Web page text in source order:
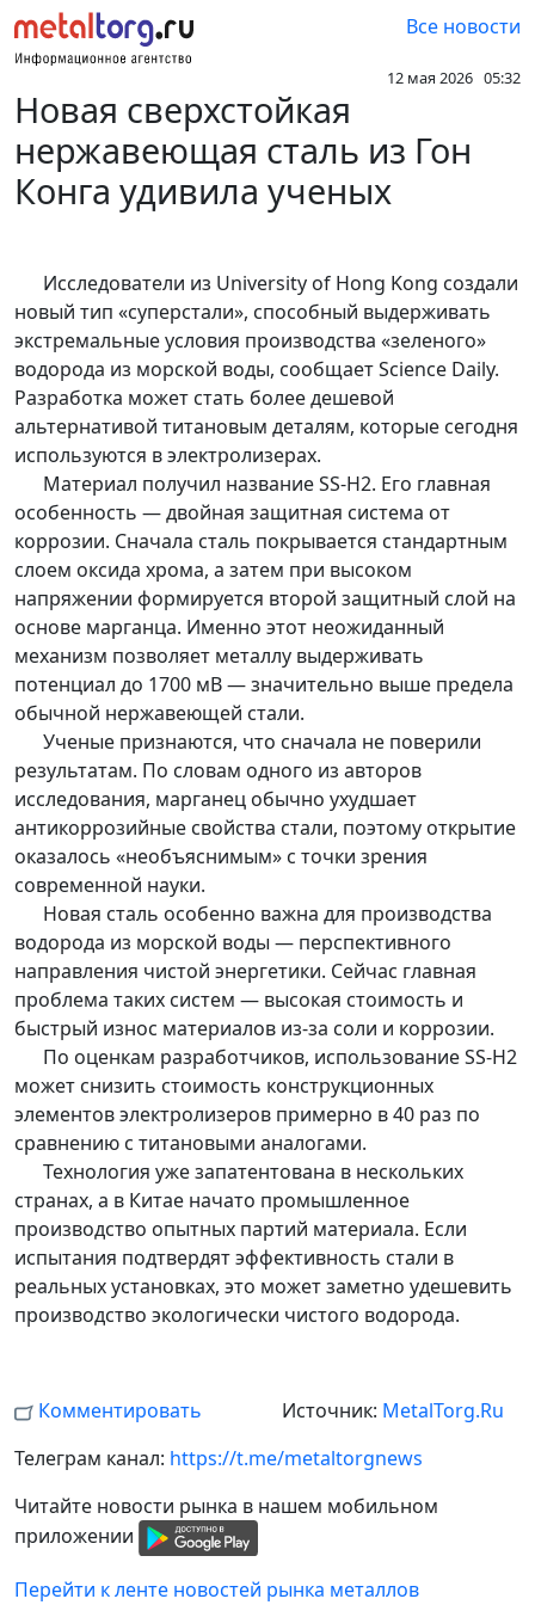
Все новости
12 мая 2026 05:32
Новая сверхстойкая
нержавеющая сталь из Гон
Конга удивила ученых
Исследователи из University of Hong Kong создали
новый тип «суперстали», способный выдерживать
экстремальные условия производства «зеленого»
водорода из морской воды, сообщает Science Daily.
Разработка может стать более дешевой
альтернативой титановым деталям, которые сегодня
используются в электролизерах.
Материал получил название SS-H2. Его главная
особенность — двойная защитная система от
коррозии. Сначала сталь покрывается стандартным
слоем оксида хрома, а затем при высоком
напряжении формируется второй защитный слой на
основе марганца. Именно этот неожиданный
механизм позволяет металлу выдерживать
потенциал до 1700 мВ — значительно выше предела
обычной нержавеющей стали.
Ученые признаются, что сначала не поверили
результатам. По словам одного из авторов
исследования, марганец обычно ухудшает
антикоррозийные свойства стали, поэтому открытие
оказалось «необъяснимым» с точки зрения
современной науки.
Новая сталь особенно важна для производства
водорода из морской воды — перспективного
направления чистой энергетики. Сейчас главная
проблема таких систем — высокая стоимость и
быстрый износ материалов из-за соли и коррозии.
По оценкам разработчиков, использование SS-H2
может снизить стоимость конструкционных
элементов электролизеров примерно в 40 раз по
сравнению с титановыми аналогами.
Технология уже запатентована в нескольких
странах, а в Китае начато промышленное
производство опытных партий материала. Если
испытания подтвердят эффективность стали в
реальных установках, это может заметно удешевить
производство экологически чистого водорода.
Комментировать Источник: MetalTorg.Ru
Телеграм канал: https://t.me/metaltorgnews
Читайте новости рынка в нашем мобильном
приложении
Перейти к ленте новостей рынка металлов